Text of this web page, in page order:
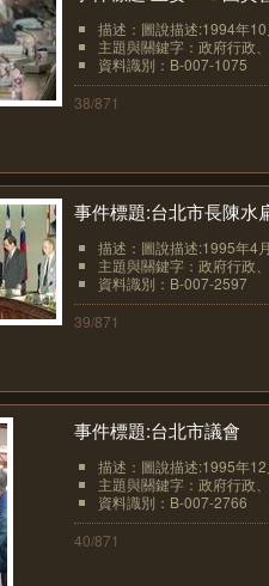
描述：圖說描述:1994年
主題與關鍵字：政府行政
資料識別：B-007-1075
38/871
事件標題:台北市長陳水
描述：圖說描述:1995年4
主題與關鍵字：政府行政
資料識別：B-007-2597
39/871
事件標題:台北市議會
描述：圖說描述:1995年
主題與關鍵字：政府行政
資料識別：B-007-2766
40/871